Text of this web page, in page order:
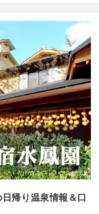
日帰り温泉情報＆口